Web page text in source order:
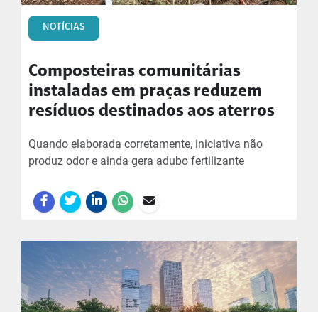
NOTÍCIAS
Composteiras comunitárias
instaladas em praças reduzem
resíduos destinados aos aterros
Quando elaborada corretamente, iniciativa não
produz odor e ainda gera adubo fertilizante